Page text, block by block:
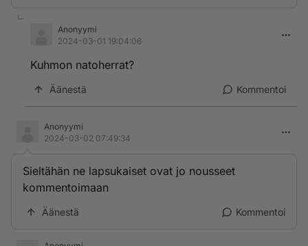
Anonyymi
2024-03-01 19:04:06
Kuhmon natoherrat?
Äänestä Kommentoi
Anonyymi
2024-03-02 07:49:34
Sieltähän ne lapsukaiset ovat jo nousseet
kommentoimaan
Äänestä Kommentoi